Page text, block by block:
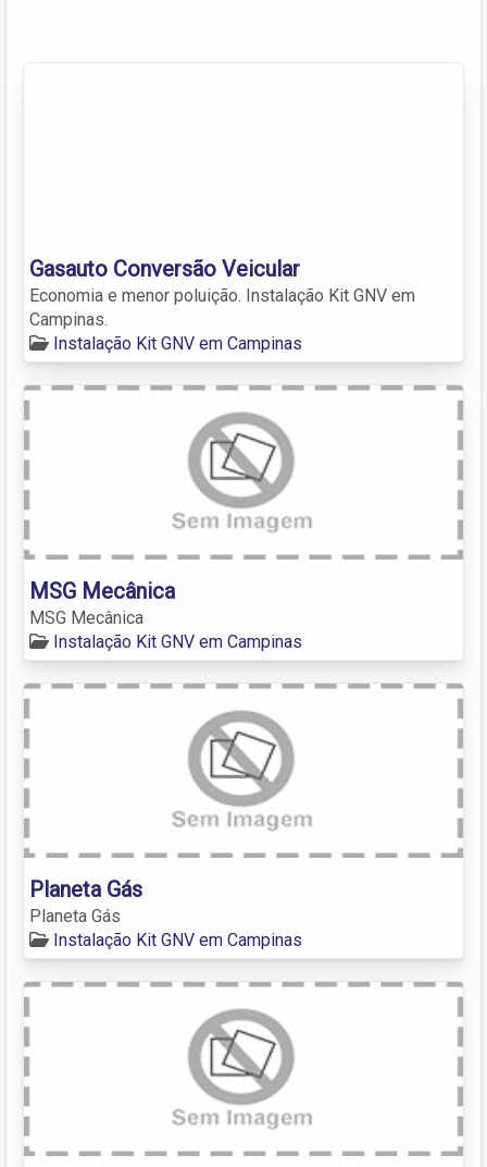
Gasauto Conversão Veicular
Economia e menor poluição. Instalação Kit GNV em
Campinas.
Instalação Kit GNV em Campinas
MSG Mecânica
MSG Mecânica
Instalação Kit GNV em Campinas
Planeta Gás
Planeta Gás
Instalação Kit GNV em Campinas